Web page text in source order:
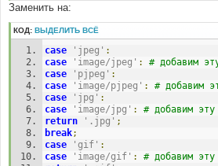
Заменить на:
КОД: ВЫДЕЛИТЬ ВСЁ
case 'jpeg' :
case
'image/jpeg' :
# добавим
case
'pjpeg' :
case
'image/pjpeg' :
# добавим
case
'jpg' :
case
'image/jpg' :
# добавим эту
return
'.jpg' ;
break;
case
'gif' :
case
'image/gif' :
# добавим эту